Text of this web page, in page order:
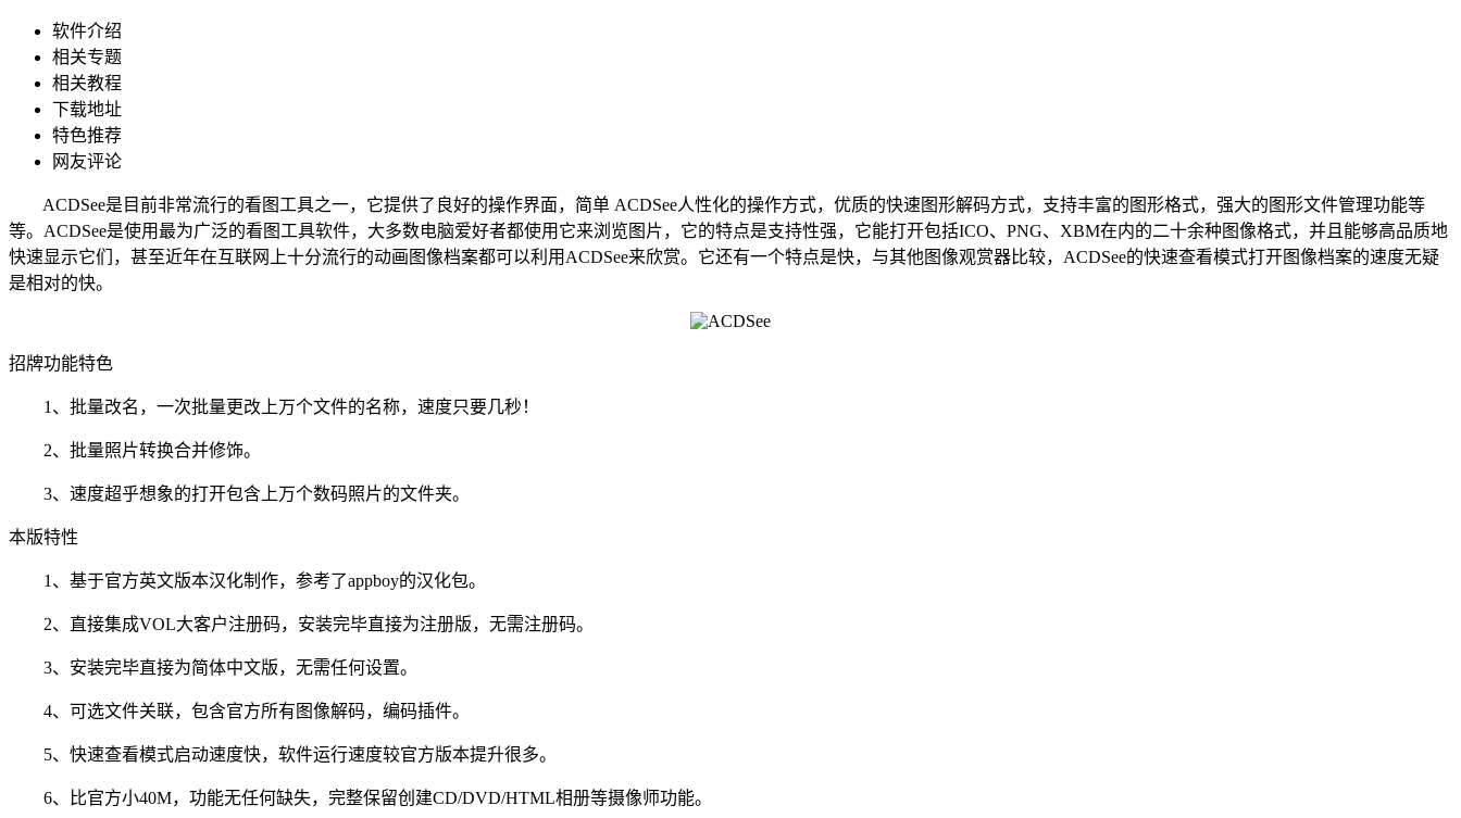
软件介绍
相关专题
相关教程
下载地址
特色推荐
网友评论
ACDSee是目前非常流行的看图工具之一，它提供了良好的操作界面，简单 ACDSee人性化的操作方式，优质的快速图形解码方式，支持丰富的图形格式，强大的图形文件管理功能等
等。ACDSee是使用最为广泛的看图工具软件，大多数电脑爱好者都使用它来浏览图片，它的特点是支持性强，它能打开包括ICO、PNG、XBM在内的二十余种图像格式，并且能够高品质地
快速显示它们，甚至近年在互联网上十分流行的动画图像档案都可以利用ACDSee来欣赏。它还有一个特点是快，与其他图像观赏器比较，ACDSee的快速查看模式打开图像档案的速度无疑
是相对的快。
招牌功能特色
1、批量改名，一次批量更改上万个文件的名称，速度只要几秒！
2、批量照片转换合并修饰。
3、速度超乎想象的打开包含上万个数码照片的文件夹。
本版特性
1、基于官方英文版本汉化制作，参考了appboy的汉化包。
2、直接集成VOL大客户注册码，安装完毕直接为注册版，无需注册码。
3、安装完毕直接为简体中文版，无需任何设置。
4、可选文件关联，包含官方所有图像解码，编码插件。
5、快速查看模式启动速度快，软件运行速度较官方版本提升很多。
6、比官方小40M，功能无任何缺失，完整保留创建CD/DVD/HTML相册等摄像师功能。